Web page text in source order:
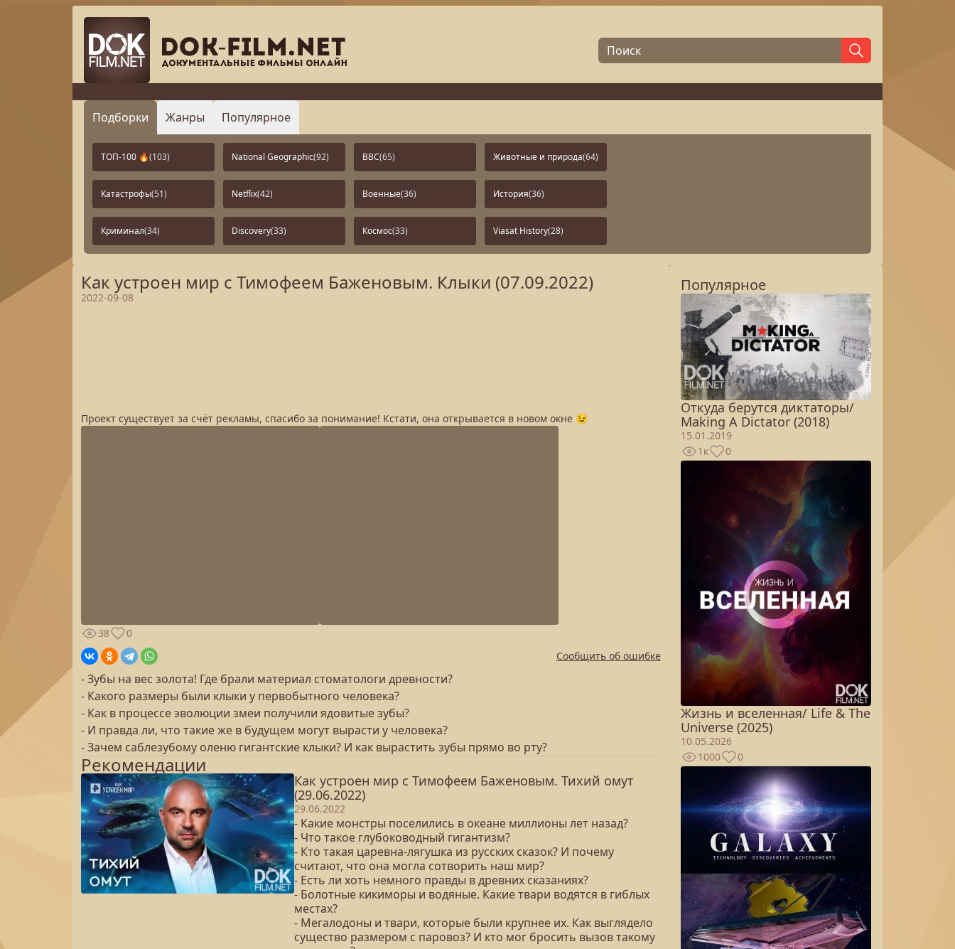
Подборки Жанры Популярное
ТОП-100 🔥(103) National Geographic(92) BBC(65) Животные и природа(64)
Катастрофы(51) Netflix(42) Военные(36) История(36)
Криминал(34) Discovery(33) Космос(33) Viasat History(28)
Как устроен мир с Тимофеем Баженовым. Клыки (07.09.2022)
2022-09-08
Проект существует за счёт рекламы, спасибо за понимание! Кстати, она открывается в новом окне 😉
38
0
Сообщить об ошибке
- Зубы на вес золота! Где брали материал стоматологи древности?
- Какого размеры были клыки у первобытного человека?
- Как в процессе эволюции змеи получили ядовитые зубы?
- И правда ли, что такие же в будущем могут вырасти у человека?
- Зачем саблезубому оленю гигантские клыки? И как вырастить зубы прямо во рту?
Рекомендации
Как устроен мир с Тимофеем Баженовым. Тихий омут
(29.06.2022)
29.06.2022
- Какие монстры поселились в океане миллионы лет назад?
- Что такое глубоководный гигантизм?
- Кто такая царевна-лягушка из русских сказок? И почему
считают, что она могла сотворить наш мир?
- Есть ли хоть немного правды в древних сказаниях?
- Болотные кикиморы и водяные. Какие твари водятся в гиблых
местах?
- Мегалодоны и твари, которые были крупнее их. Как выглядело
существо размером с паровоз? И кто мог бросить вызов такому
Популярное
Откуда берутся диктаторы/
Making A Dictator (2018)
15.01.2019
1к
0
Жизнь и вселенная/ Life & The
Universe (2025)
10.05.2026
1000
0